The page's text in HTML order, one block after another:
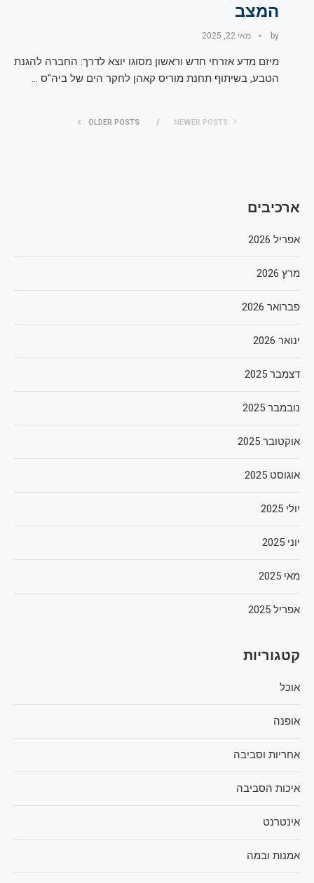
המצב
by מאי 22, 2025
מיזם מדע אזרחי חדש וראשון מסוגו יוצא לדרך: החברה להגנת
הטבע, בשיתוף תחנת מוריס קאהן לחקר הים של ביה"ס …
NEWER POSTS
OLDER POSTS
ארכיבים
אפריל 2026
מרץ 2026
פברואר 2026
ינואר 2026
דצמבר 2025
נובמבר 2025
אוקטובר 2025
אוגוסט 2025
יולי 2025
יוני 2025
מאי 2025
אפריל 2025
קטגוריות
אוכל
אופנה
אחריות וסביבה
איכות הסביבה
אינטרנט
אמנות ובמה